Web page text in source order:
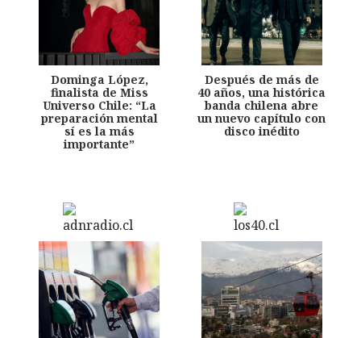
Dominga López,
finalista de Miss
Universo Chile: “La
preparación mental
sí es la más
importante”
Después de más de
40 años, una histórica
banda chilena abre
un nuevo capítulo con
disco inédito